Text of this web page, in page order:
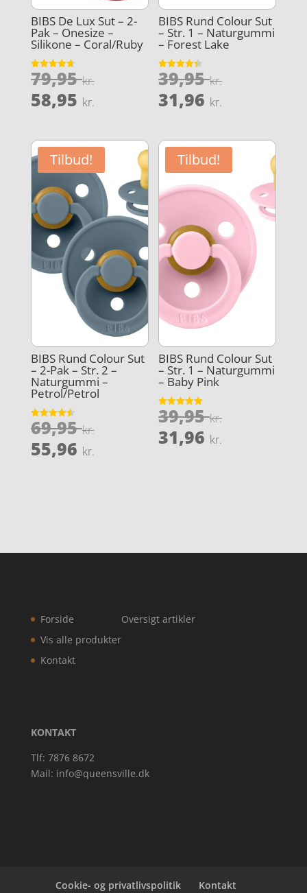
BIBS De Lux Sut – 2-
Pak – Onesize –
Silikone – Coral/Ruby
Vurderet
4.7
79,95kr.Den
oprindelige
pris
79,95 kr..
58,95 kr.
pris
er:
58,95 kr..
BIBS Rund Colour Sut
– Str. 1 – Naturgummi
– Forest Lake
Vurderet
4.4
39,95kr.Den
39,95 kr..
31,96 kr.
pris
er:
31,96 kr..
Tilbud!
BIBS Rund Colour Sut
– 2-Pak – Str. 2 –
Naturgummi –
Petrol/Petrol
Vurderet
4.5
69,95kr.Den
oprindelige
pris
55,96 kr.
Tilbud!
BIBS Rund Colour Sut
– Str. 1 – Naturgummi
– Baby Pink
Vurderet
5
39,95kr.Den
31,96 kr.
Forside
Vis alle produkter
Kontakt
Oversigt artikler
KONTAKT
Tlf: 7876 8672
Mail: info@queensville.dk
Cookie- og privatlivspolitik Kontakt